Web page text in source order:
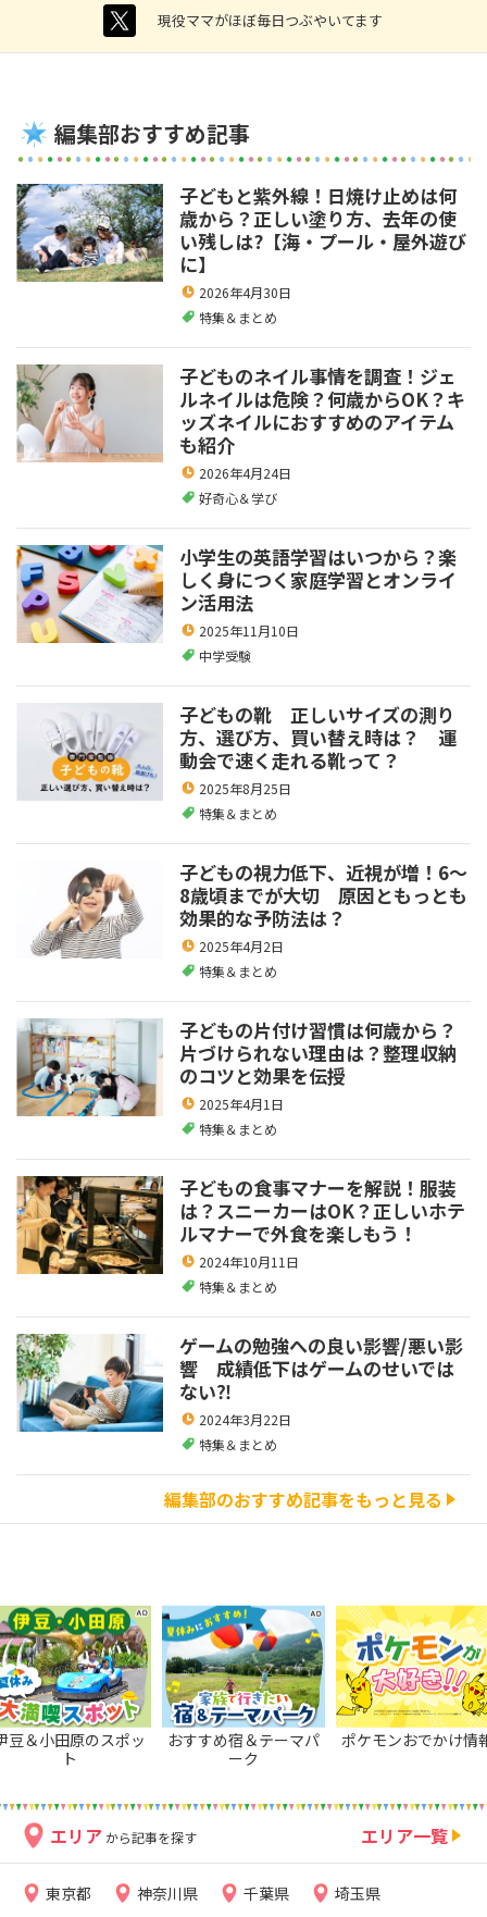
twitter 現役ママがほぼ毎日つぶやいてます
編集部おすすめ記事
子どもと紫外線！日焼け止めは何
歳から？正しい塗り方、去年の使
い残しは?【海・プール・屋外遊び
に】
2026年4月30日
特集＆まとめ
子どものネイル事情を調査！ジェ
ルネイルは危険？何歳からOK？キ
ッズネイルにおすすめのアイテム
も紹介
2026年4月24日
好奇心＆学び
小学生の英語学習はいつから？楽
しく身につく家庭学習とオンライ
ン活用法
2025年11月10日
中学受験
子どもの靴 正しいサイズの測り
方、選び方、買い替え時は？ 運
動会で速く走れる靴って？
2025年8月25日
特集＆まとめ
子どもの視力低下、近視が増！6～
8歳頃までが大切 原因ともっとも
効果的な予防法は？
2025年4月2日
特集＆まとめ
子どもの片付け習慣は何歳から？
片づけられない理由は？整理収納
のコツと効果を伝授
2025年4月1日
特集＆まとめ
子どもの食事マナーを解説！服装
は？スニーカーはOK？正しいホテ
ルマナーで外食を楽しもう！
2024年10月11日
特集＆まとめ
ゲームの勉強への良い影響/悪い影
響 成績低下はゲームのせいでは
ない⁈
2024年3月22日
特集＆まとめ
編集部のおすすめ記事をもっと見る
豆＆小田原のスポッ
ト
おすすめ宿＆テーマパ
ーク
ポケモンおでかけ情
エリア から記事を探す エリア一覧
東京都 神奈川県 千葉県
埼玉県